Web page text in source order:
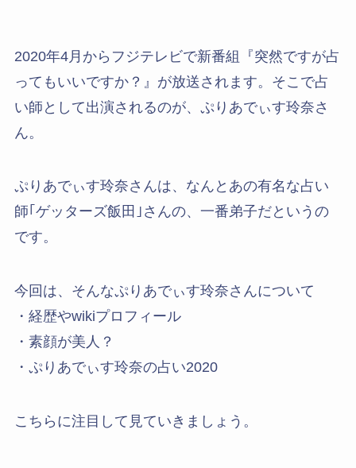
2020年4月からフジテレビで新番組『突然ですが占
ってもいいですか？』が放送されます。そこで占
い師として出演されるのが、ぷりあでぃす玲奈さ
ん。
ぷりあでぃす玲奈さんは、なんとあの有名な占い
師｢ゲッターズ飯田｣さんの、一番弟子だというの
です。
今回は、そんなぷりあでぃす玲奈さんについて
・経歴やwikiプロフィール
・素顔が美人？
・ぷりあでぃす玲奈の占い2020
こちらに注目して見ていきましょう。